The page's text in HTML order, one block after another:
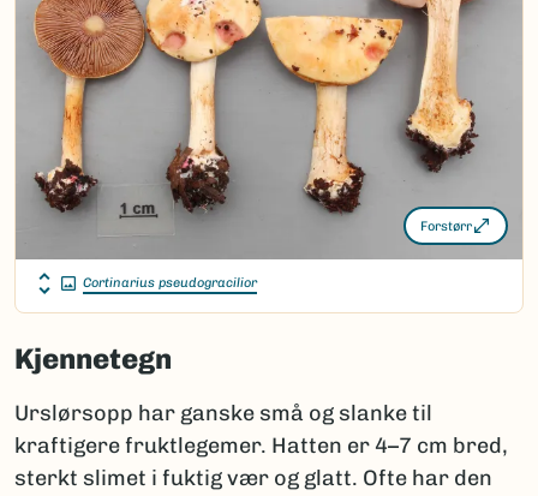
Forstørr
Cortinarius pseudogracilior
Kjennetegn
Urslørsopp har ganske små og slanke til
kraftigere fruktlegemer. Hatten er 4–7 cm bred,
sterkt slimet i fuktig vær og glatt. Ofte har den